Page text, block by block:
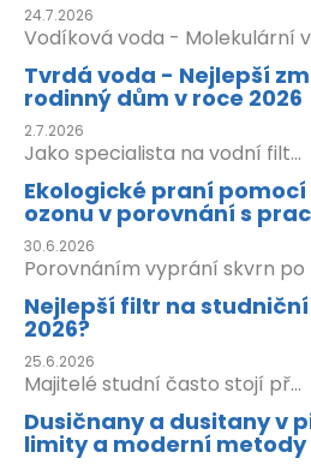
24.7.2026
Vodíková voda - Molekulární
Tvrdá voda - Nejlepší
rodinný dům v roce 2026
2.7.2026
Jako specialista na vodní filt...
Ekologické praní
ozonu v porovnání s
30.6.2026
Porovnáním vyprání skvrn po
Nejlepší filtr na
2026?
25.6.2026
Majitelé studní často stojí př...
Dusičnany a dusitany v
limity a moderní